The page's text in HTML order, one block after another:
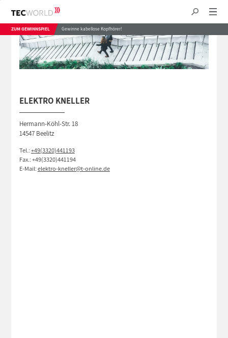
ZUM GEWINNSPIEL Gewinne kabellose Kopfhörer!
ELEKTRO KNELLER
Hermann-Köhl-Str. 18
14547 Beelitz
Tel.:+49(3320)441193
Fax.: +49(3320)441194
E-Mail:elektro-kneller@t-online.de